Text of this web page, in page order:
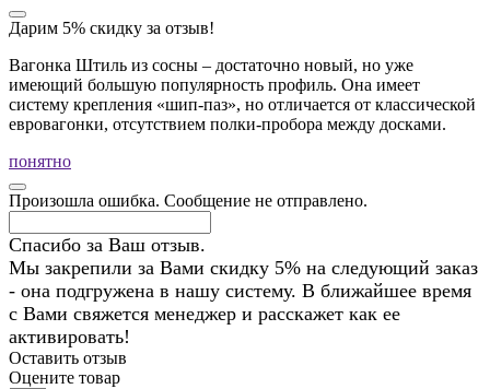
Дарим 5% скидку за отзыв!
Вагонка Штиль из сосны – достаточно новый, но уже
имеющий большую популярность профиль. Она имеет
систему крепления «шип-паз», но отличается от классической
евровагонки, отсутствием полки-пробора между досками.
понятно
Произошла ошибка. Сообщение не отправлено.
Спасибо за Ваш отзыв.
Мы закрепили за Вами скидку 5% на следующий заказ
- она подгружена в нашу систему. В ближайшее время
с Вами свяжется менеджер и расскажет как ее
активировать!
Оставить отзыв
Оцените товар